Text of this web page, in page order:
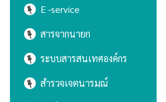
E -service
สารจากนายก
ระบบสารสนเทศองค์กร
สำรวจเจตนารมณ์